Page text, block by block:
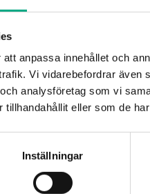
anpassa innehållet och
Vi vidarebefordrar även
analysföretag som vi
tillhandahållit eller som de
Inställningar